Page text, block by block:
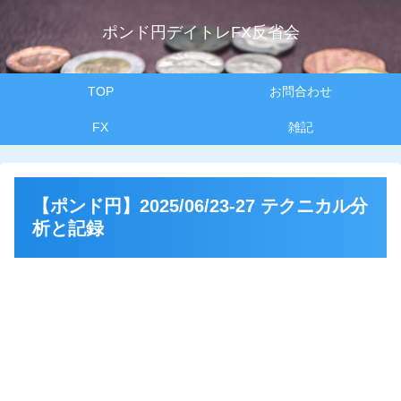
ポンド円デイトレFX反省会
TOP お問合わせ
FX 雑記
【ポンド円】2025/06/23-27 テクニカル分
析と記録